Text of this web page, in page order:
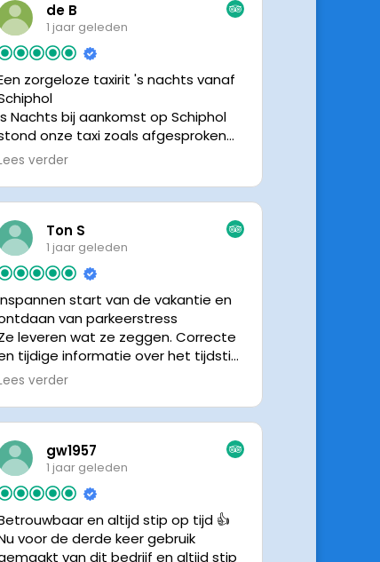
de B
1 jaar geleden
zorgeloze taxirit 's nachts vanaf
Nachts bij aankomst op Schiphol
onze taxi zoals afgesproken
te wachten. Dankzij de goede
wisten we precies waar de
met een prachtige auto
het een comfortabele rit. Graag
de volgende de keer.
verder
Ton S
1 jaar geleden
start van de vakantie en
van parkeerstress
leveren wat ze zeggen. Correcte
tijdige informatie over het tijdstip
ophalen. Voldeed ook nu weer
verder
gw1957
1 jaar geleden
en altijd stip op tijd 👍
voor de derde keer gebruik
van dit bedrijf en altijd stip